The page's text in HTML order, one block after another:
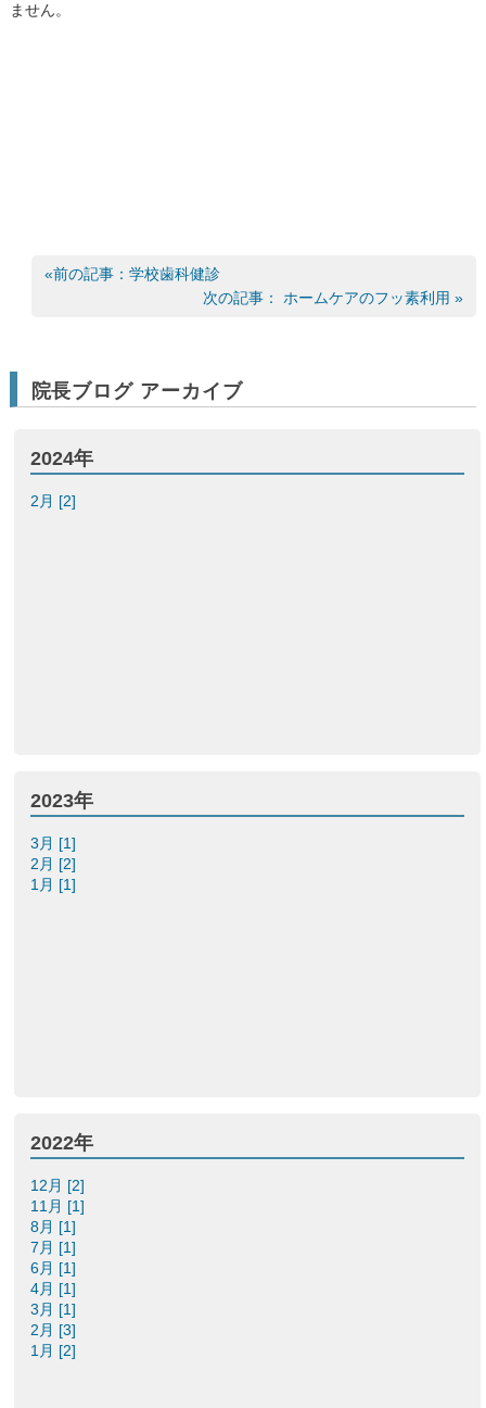
ません。
«前の記事：学校歯科健診
次の記事： ホームケアのフッ素利用 »
院長ブログ アーカイブ
2024年
2月 [2]
2023年
3月 [1]
2月 [2]
1月 [1]
2022年
12月 [2]
11月 [1]
8月 [1]
7月 [1]
6月 [1]
4月 [1]
3月 [1]
2月 [3]
1月 [2]